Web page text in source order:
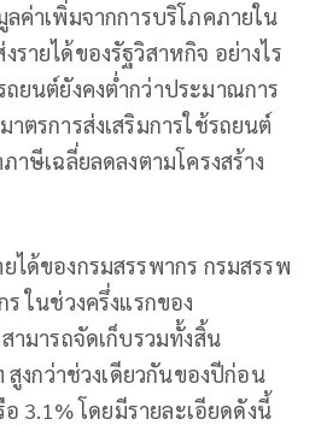
ค่าเพิ่มจากการบริโภคภายใน
รายได้ของรัฐวิสาหกิจ อย่างไร
ยนต์ยังคงต่ำกว่าประมาณการ
าตรการส่งเสริมการใช้รถยนต์
าษีเฉลี่ยลดลงตามโครงสร้าง
ได้ของกรมสรรพากร กรมสรรพ
ในช่วงครึ่งแรกของ
ามารถจัดเก็บรวมทั้งสิ้น
งกว่าช่วงเดียวกันของปีก่อน
3.1% โดยมีรายละเอียดดังนี้